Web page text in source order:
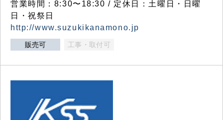
営業時間：8:30〜18:30 / 定休日：土曜日・日曜
日・祝祭日
http://www.suzukikanamono.jp
販売可 工事・取付可